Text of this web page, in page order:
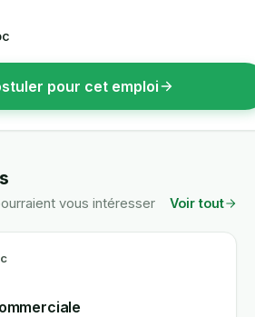
pour cet emploi
vous intéresser Voir tout